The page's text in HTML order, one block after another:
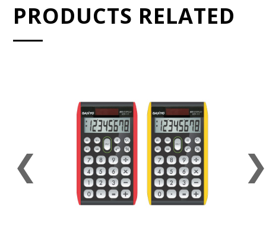
PRODUCTS RELATED
❮